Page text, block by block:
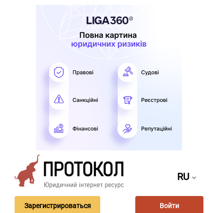
RU
Зарегистрироваться Войти